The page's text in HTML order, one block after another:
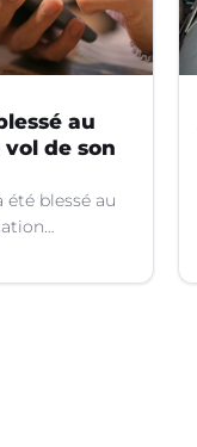
au
de son
blessé au
à Montpellier